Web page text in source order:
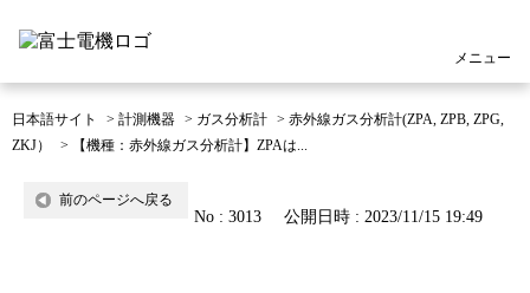
メニュー
日本語サイト > 計測機器 > ガス分析計 > 赤外線ガス分析計(ZPA, ZPB, ZPG,
ZKJ）
> 【機種：赤外線ガス分析計】ZPAは...
前のページへ戻る
No : 3013 公開日時 : 2023/11/15 19:49